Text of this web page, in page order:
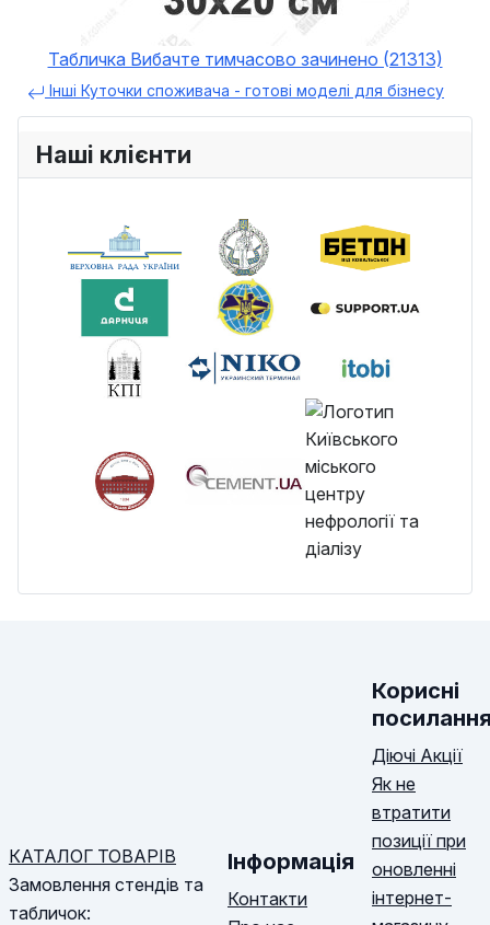
Табличка Вибачте тимчасово зачинено (21313)
Інші Куточки споживача - готові моделі для бізнесу
Наші клієнти
КАТАЛОГ ТОВАРІВ
Замовлення стендів та
табличок:
Інформація
Контакти
Корисні
Діючі Акції
Як не
втратити
позиції при
оновленні
інтернет-